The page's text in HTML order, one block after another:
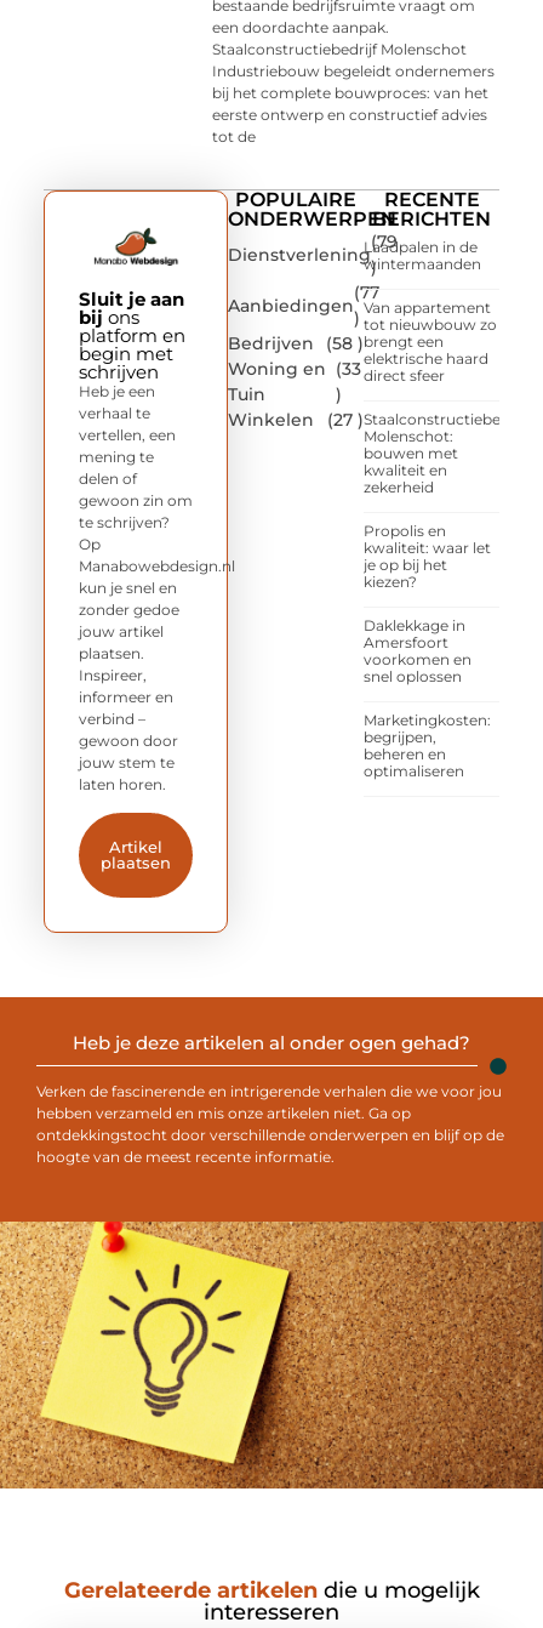
bestaande bedrijfsruimte vraagt om
een doordachte aanpak.
Staalconstructiebedrijf Molenschot
Industriebouw begeleidt ondernemers
bij het complete bouwproces: van het
eerste ontwerp en constructief advies
tot de
POPULAIRE
ONDERWERPEN
Dienstverlening
(79
)
Aanbiedingen
(77
)
Bedrijven
(58 )
Woning en
Tuin
(33
)
Winkelen
(27 )
RECENTE
BERICHTEN
Laadpalen in de
wintermaanden
Van appartement
tot nieuwbouw zo
brengt een
elektrische haard
direct sfeer
Staalconstructiebedrijf
Molenschot:
bouwen met
kwaliteit en
zekerheid
Propolis en
kwaliteit: waar let
je op bij het
kiezen?
Daklekkage in
Amersfoort
voorkomen en
snel oplossen
Marketingkosten:
begrijpen,
beheren en
optimaliseren
Sluit je aan
bij ons
platform en
begin met
schrijven
Heb je een
verhaal te
vertellen, een
mening te
delen of
gewoon zin om
te schrijven?
Op
Manabowebdesign.nl
kun je snel en
zonder gedoe
jouw artikel
plaatsen.
Inspireer,
informeer en
verbind –
gewoon door
jouw stem te
laten horen.
Artikel
plaatsen
Heb je deze artikelen al onder ogen gehad?
Verken de fascinerende en intrigerende verhalen die we voor jou
hebben verzameld en mis onze artikelen niet. Ga op
ontdekkingstocht door verschillende onderwerpen en blijf op de
hoogte van de meest recente informatie.
Gerelateerde artikelendie u mogelijk
interesseren